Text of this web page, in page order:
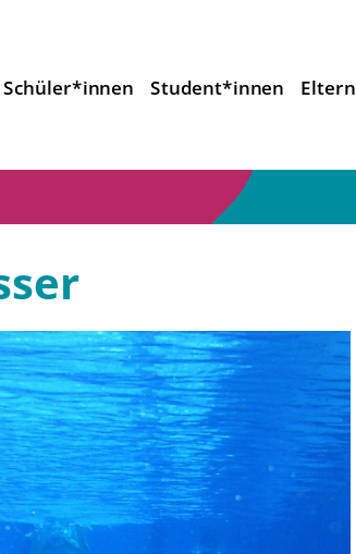
Schüler*innen Student*innen Eltern